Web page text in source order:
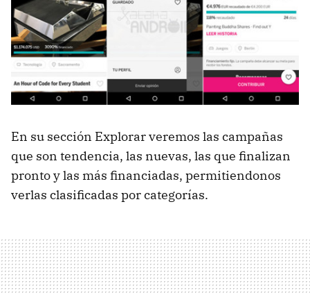
En su sección Explorar veremos las campañas
que son tendencia, las nuevas, las que finalizan
pronto y las más financiadas, permitiendonos
verlas clasificadas por categorías.